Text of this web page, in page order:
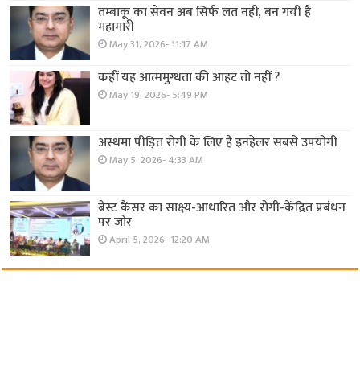
तम्बाकू का सेवन अब सिर्फ लत नहीं, बन गयी है
महामारी
May 31, 2026- 11:17 AM
कहीं यह आत्ममुग्धता की आहट तो नहीं ?
May 19, 2026- 5:49 PM
अस्थमा पीड़ित रोगी के लिए है इनहेलर सबसे उपयोगी
May 5, 2026- 4:33 AM
ब्रेस्ट कैंसर का साक्ष्य-आधारित और रोगी-केंद्रित प्रबंधन
पर जोर
April 5, 2026- 12:20 AM